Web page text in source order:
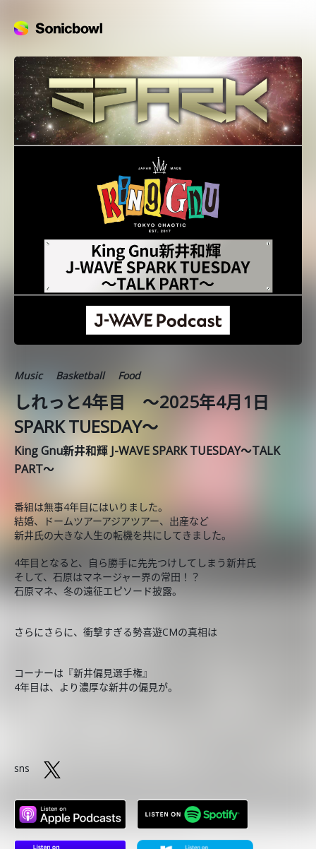
Music Basketball Food
しれっと4年目 ～2025年4月1日
SPARK TUESDAY～
King Gnu新井和輝 J-WAVE SPARK TUESDAY～TALK
PART～
番組は無事4年目にはいりました。
結婚、ドームツアーアジアツアー、出産など
新井氏の大きな人生の転機を共にしてきました。
4年目となると、自ら勝手に先先つけしてしまう新井氏
そして、石原はマネージャー界の常田！？
石原マネ、冬の遠征エピソード披露。
さらにさらに、衝撃すぎる勢喜遊CMの真相は
コーナーは『新井偏見選手権』
4年目は、より濃厚な新井の偏見が。
sns